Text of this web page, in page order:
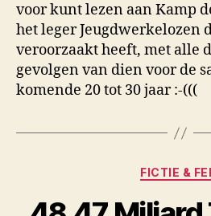
voor kunt lezen aan Kamp
het leger Jeugdwerkelozen
veroorzaakt heeft, met alle
gevolgen van dien voor de
komende 20 tot 30 jaar :-(((
FICTIE &